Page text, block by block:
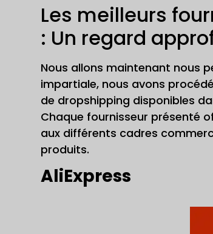
Les meilleurs
: Un regard
Nous allons maintenant nous
impartiale, nous avons
de dropshipping disponibles
Chaque fournisseur présenté
aux différents cadres
produits.
AliExpress